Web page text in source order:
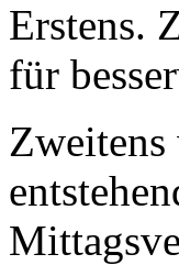
Erstens.
für